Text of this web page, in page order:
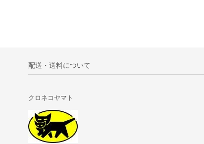
配送・送料について
クロネコヤマト